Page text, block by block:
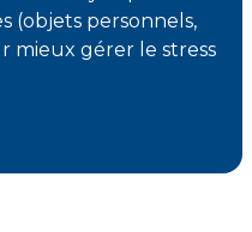
(objets personnels,
mieux gérer le stress